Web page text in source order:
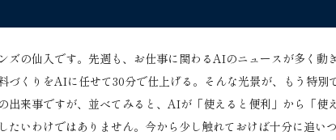
ズの仙入です。先週も、お仕事に関わるAIのニュースが多く動
づくりをAIに任せて30分で仕上げる。そんな光景が、もう特別
出来事ですが、並べてみると、AIが「使えると便利」から「使
たいわけではありません。今から少し触れておけば十分に追い